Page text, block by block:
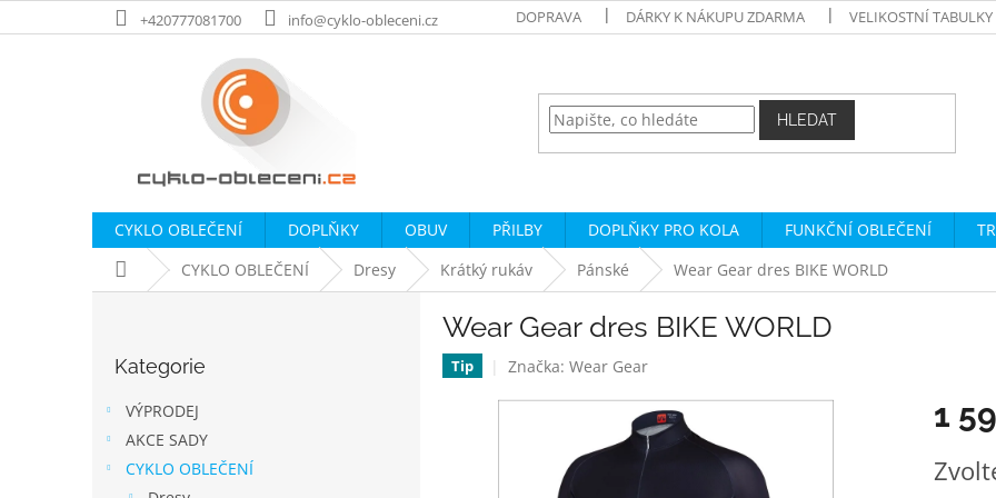
na
+420777081700 info@cyklo-obleceni.cz DOPRAVA DÁRKY K NÁKUPU ZDARMA VELIKOSTNÍ TABULKY
HLEDAT
CYKLO OBLEČENÍ DOPLŇKY OBUV PŘILBY DOPLŇKY PRO KOLA FUNKČNÍ OBLEČENÍ
Domů CYKLO OBLEČENÍ Dresy Krátký rukáv Pánské Wear Gear dres BIKE WORLD
kategorie
Kategorie
VÝPRODEJ
AKCE SADY
CYKLO OBLEČENÍ
Wear Gear dres BIKE WORLD
Tip Značka: Wear Gear
1
cena: